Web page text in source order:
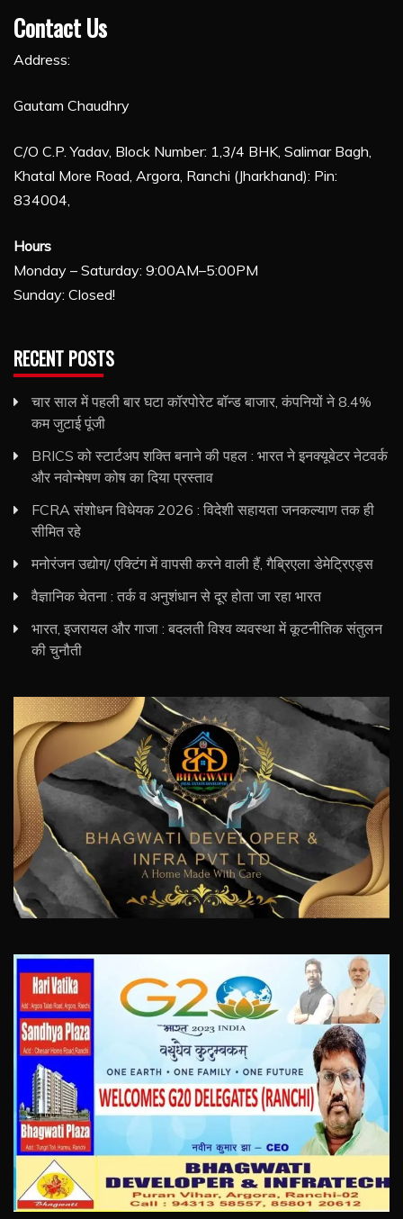
Contact Us
Address:
Gautam Chaudhry
C/O C.P. Yadav, Block Number: 1,3/4 BHK, Salimar Bagh,
Khatal More Road, Argora, Ranchi (Jharkhand): Pin:
834004,
Hours
Monday – Saturday: 9:00AM–5:00PM
Sunday: Closed!
RECENT POSTS
चार साल में पहली बार घटा कॉरपोरेट बॉन्ड बाजार, कंपनियों ने 8.4%
कम जुटाई पूंजी
BRICS को स्टार्टअप शक्ति बनाने की पहल : भारत ने इनक्यूबेटर नेटवर्क
और नवोन्मेषण कोष का दिया प्रस्ताव
FCRA संशोधन विधेयक 2026 : विदेशी सहायता जनकल्याण तक ही
सीमित रहे
मनोरंजन उद्योग/ एक्टिंग में वापसी करने वाली हैं, गैब्रिएला डेमेट्रिएड्स
वैज्ञानिक चेतना : तर्क व अनुशंधान से दूर होता जा रहा भारत
भारत, इजरायल और गाजा : बदलती विश्व व्यवस्था में कूटनीतिक संतुलन
की चुनौती